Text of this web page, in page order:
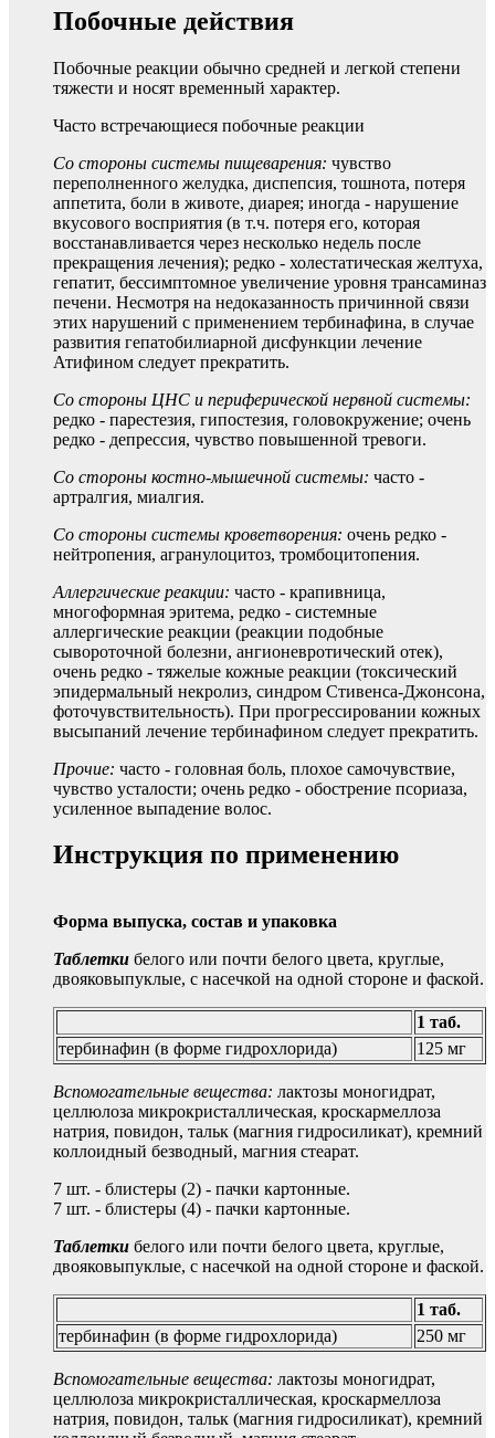
Побочные действия
Побочные реакции обычно средней и легкой степени
тяжести и носят временный характер.
Часто встречающиеся побочные реакции
Со стороны системы пищеварения: чувство
переполненного желудка, диспепсия, тошнота, потеря
аппетита, боли в животе, диарея; иногда - нарушение
вкусового восприятия (в т.ч. потеря его, которая
восстанавливается через несколько недель после
прекращения лечения); редко - холестатическая желтуха,
гепатит, бессимптомное увеличение уровня трансаминаз
печени. Несмотря на недоказанность причинной связи
этих нарушений с применением тербинафина, в случае
развития гепатобилиарной дисфункции лечение
Атифином следует прекратить.
Со стороны ЦНС и периферической нервной системы:
редко - парестезия, гипостезия, головокружение; очень
редко - депрессия, чувство повышенной тревоги.
Со стороны костно-мышечной системы: часто -
артралгия, миалгия.
Со стороны системы кроветворения: очень редко -
нейтропения, агранулоцитоз, тромбоцитопения.
Аллергические реакции: часто - крапивница,
многоформная эритема, редко - системные
аллергические реакции (реакции подобные
сывороточной болезни, ангионевротический отек),
очень редко - тяжелые кожные реакции (токсический
эпидермальный некролиз, синдром Стивенса-Джонсона,
фоточувствительность). При прогрессировании кожных
высыпаний лечение тербинафином следует прекратить.
Прочие: часто - головная боль, плохое самочувствие,
чувство усталости; очень редко - обострение псориаза,
усиленное выпадение волос.
Инструкция по применению
Форма выпуска, состав и упаковка
Таблетки белого или почти белого цвета, круглые,
двояковыпуклые, с насечкой на одной стороне и фаской.
1 таб.
тербинафин (в форме гидрохлорида)
125 мг
Вспомогательные вещества: лактозы моногидрат,
целлюлоза микрокристаллическая, кроскармеллоза
натрия, повидон, тальк (магния гидросиликат), кремний
коллоидный безводный, магния стеарат.
7 шт. - блистеры (2) - пачки картонные.
7 шт. - блистеры (4) - пачки картонные.
Таблетки белого или почти белого цвета, круглые,
двояковыпуклые, с насечкой на одной стороне и фаской.
1 таб.
тербинафин (в форме гидрохлорида)
250 мг
Вспомогательные вещества: лактозы моногидрат,
целлюлоза микрокристаллическая, кроскармеллоза
натрия, повидон, тальк (магния гидросиликат), кремний